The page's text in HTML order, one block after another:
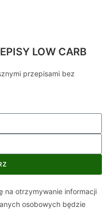
LOW CARB
przepisami bez
na otrzymywanie informacji
osobowych będzie